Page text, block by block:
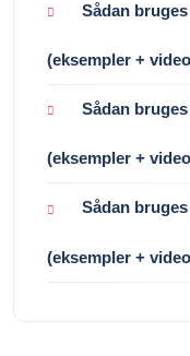
Sådan
(eksempler +
Sådan
(eksempler +
Sådan
(eksempler +